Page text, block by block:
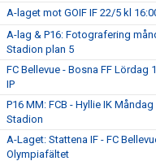
A-laget mot GOIF IF 22/5 kl
A-lag & P16: Fotografering
Stadion plan 5
FC Bellevue - Bosna FF Lördag
IP
P16 MM: FCB - Hyllie IK
Stadion
A-Laget: Stattena IF - FC
Olympiafältet